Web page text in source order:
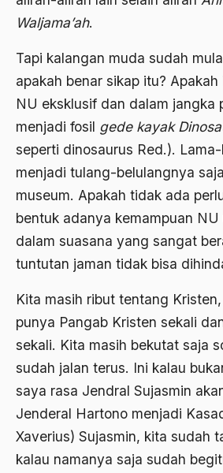
Waljama’ah.
Tapi kalangan muda sudah
apakah benar sikap itu?
NU eksklusif dan dalam jangka
menjadi fosil gede kayak
seperti dinosaurus Red.).
menjadi tulang-belulangnya
museum. Apakah tidak ada
bentuk adanya kemampuan
dalam suasana yang sangat
tuntutan jaman tidak bisa
Kita masih ribut tentang
punya Pangab Kristen sekali
sekali. Kita masih bekutat saja
sudah jalan terus. Ini kalau
saya rasa Jendral Sujasmin
Jenderal Hartono menjadi
Xaverius) Sujasmin, kita sudah
kalau namanya saja sudah
Ahmad Syafi’i Ma’arif
Ahmad Tirtisudiro
ahmad wahib
Ahmad Wahid
Ahmadiyah
Airport Noto Hadi Negoro
Ajaran AGama
Ajaran Agama Islam
Ajaran Islam
ajaran kemasyarakatan